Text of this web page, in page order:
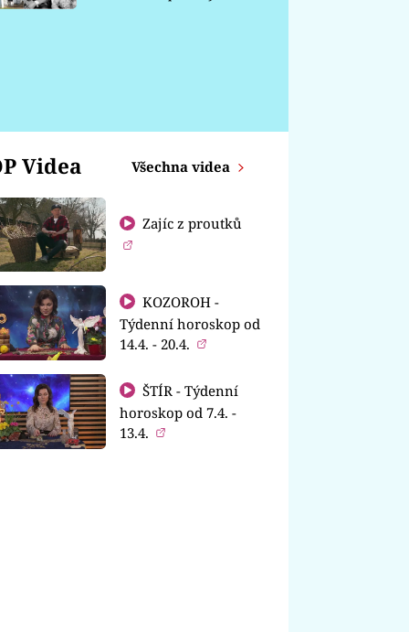
Videa Všechna videa
Zajíc z proutků
KOZOROH -
Týdenní horoskop od
14.4. - 20.4.
ŠTÍR - Týdenní
horoskop od 7.4. -
13.4.